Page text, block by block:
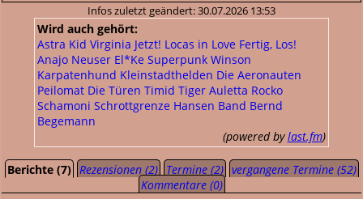
Infos zuletzt geändert: 30.07.2026 13:53
Wird auch gehört:
Astra Kid Virginia Jetzt! Locas in Love Fertig, Los!
Anajo Neuser El*Ke Superpunk Winson
Karpatenhund Kleinstadthelden Die Aeronauten
Peilomat Die Türen Timid Tiger Auletta Rocko
Schamoni Schrottgrenze Hansen Band Bernd
Begemann
(powered bylast.fm)
Berichte (7) Rezensionen (2) Termine (2) vergangene Termine (52)
Kommentare (0)